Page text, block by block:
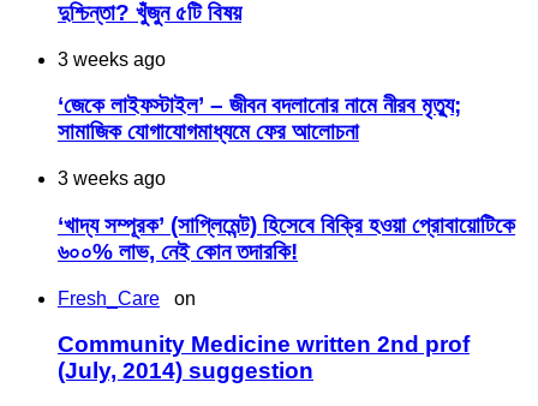
দুশ্চিন্তা? খুঁজুন ৫টি বিষয়
3 weeks ago
‘জেকে লাইফস্টাইল’ – জীবন বদলানোর নামে নীরব মৃত্যু;
সামাজিক যোগাযোগমাধ্যমে ফের আলোচনা
3 weeks ago
‘খাদ্য সম্পূরক’ (সাপ্লিমেন্ট) হিসেবে বিক্রি হওয়া প্রোবায়োটিকে
৬০০% লাভ, নেই কোন তদারকি!
Fresh_Care on
Community Medicine written 2nd prof
(July, 2014) suggestion